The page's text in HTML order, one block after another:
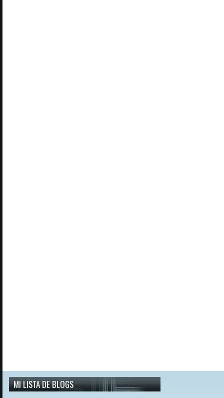
MI LISTA DE BLOGS